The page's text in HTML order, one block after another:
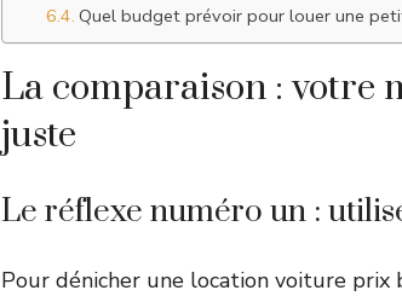
Quel budget prévoir pour louer une
La comparaison :
juste
Le réflexe numéro un :
Pour dénicher une location voiture prix